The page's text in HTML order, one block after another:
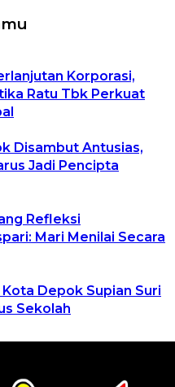
Korporasi,
Ratu Tbk Perkuat
Disambut Antusias,
Jadi Pencipta
Refleksi
Mari Menilai Secara
Depok Supian Suri
Sekolah